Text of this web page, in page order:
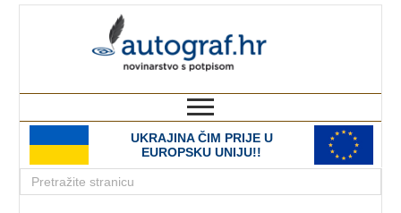
UKRAJINA ČIM PRIJE U
EUROPSKU UNIJU!!